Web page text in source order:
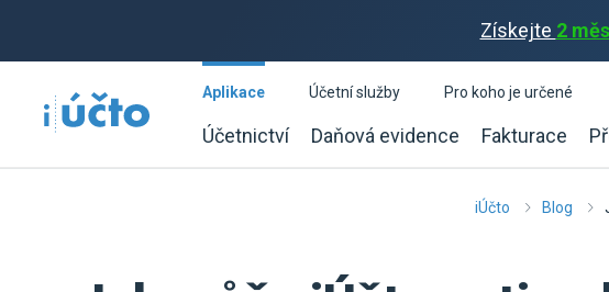
Získejte 2
Aplikace
Účetnictví Daňová evidence Fakturace
Účetní služby
Pro koho je určené
iÚčto Blog